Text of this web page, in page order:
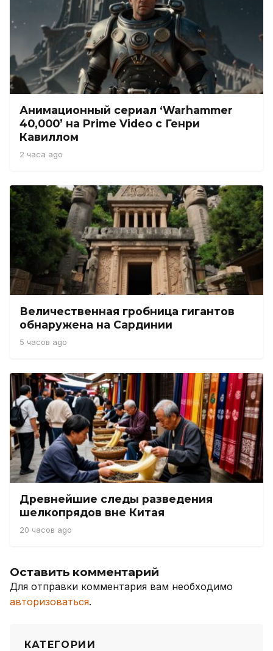
Анимационный сериал ‘Warhammer
40,000’ на Prime Video с Генри
Кавиллом
2 часа ago
Величественная гробница гигантов
обнаружена на Сардинии
5 часов ago
Древнейшие следы разведения
шелкопрядов вне Китая
20 часов ago
Оставить комментарий
Для отправки комментария вам необходимо
авторизоваться.
КАТЕГОРИИ